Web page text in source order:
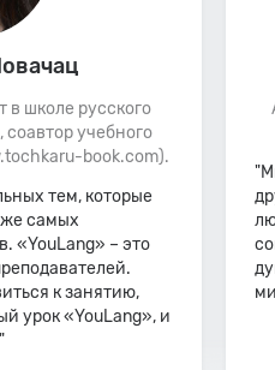
в школе русского
учебного
book.com).
тем, которые
самых
«YouLang» – это
к занятию,
урок «YouLang», и